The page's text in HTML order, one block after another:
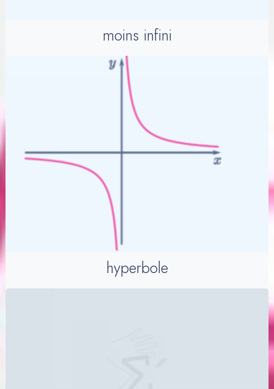
moins infini
hyperbole